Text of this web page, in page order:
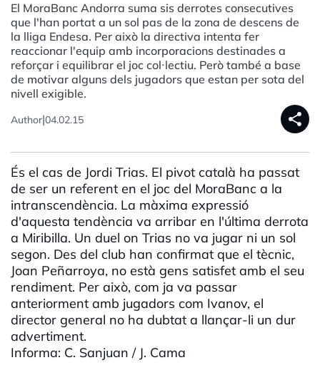
El MoraBanc Andorra suma sis derrotes consecutives
que l'han portat a un sol pas de la zona de descens de
la lliga Endesa. Per això la directiva intenta fer
reaccionar l'equip amb incorporacions destinades a
reforçar i equilibrar el joc col·lectiu. Però també a base
de motivar alguns dels jugadors que estan per sota del
nivell exigible.
Author|04.02.15 share
És el cas de Jordi Trias. El pivot català ha passat
de ser un referent en el joc del MoraBanc a la
intranscendència. La màxima expressió
d'aquesta tendència va arribar en l'última derrota
a Miribilla. Un duel on Trias no va jugar ni un sol
segon. Des del club han confirmat que el tècnic,
Joan Peñarroya, no està gens satisfet amb el seu
rendiment. Per això, com ja va passar
anteriorment amb jugadors com Ivanov, el
director general no ha dubtat a llançar-li un dur
advertiment.
Informa: C. Sanjuan / J. Cama